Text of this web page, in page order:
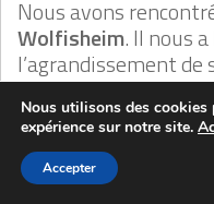
Nous avons
Wolfisheim. Il nous
l’agrandissement de
vélo RIEN, RIEN,
Quelques vagues
l’intention de tenir
La direction du
Nous utilisons des
expérience sur notre site.
Accepter